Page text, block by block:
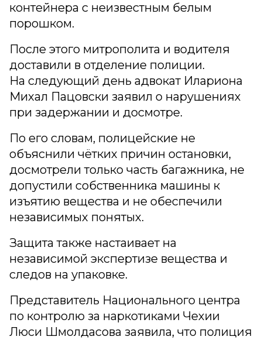
контейнера с неизвестным белым
порошком.
После этого митрополита и водителя
доставили в отделение полиции.
На следующий день адвокат Илариона
Михал Пацовски заявил о нарушениях
при задержании и досмотре.
По его словам, полицейские не
объяснили чётких причин остановки,
досмотрели только часть багажника, не
допустили собственника машины к
изъятию вещества и не обеспечили
независимых понятых.
Защита также настаивает на
независимой экспертизе вещества и
следов на упаковке.
Представитель Национального центра
по контролю за наркотиками Чехии
Люси Шмолдасова заявила, что полиция